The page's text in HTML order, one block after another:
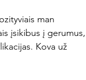
man
įsikibus į gerumus,
Kova už